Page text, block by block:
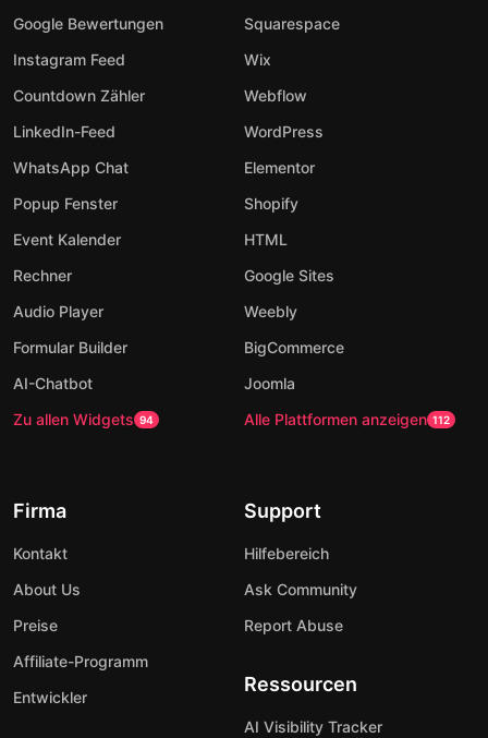
Google Bewertungen
Instagram Feed
Countdown Zähler
LinkedIn-Feed
WhatsApp Chat
Popup Fenster
Event Kalender
Rechner
Audio Player
Formular Builder
AI-Chatbot
Zu allen Widgets 94
Squarespace
Wix
Webflow
WordPress
Elementor
Shopify
HTML
Google Sites
Weebly
BigCommerce
Joomla
Alle Plattformen anzeigen 112
Firma
Kontakt
About Us
Preise
Affiliate-Programm
Entwickler
Support
Hilfebereich
Ask Community
Report Abuse
Ressourcen
AI Visibility Tracker